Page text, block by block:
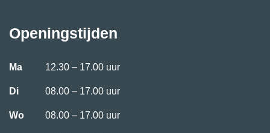
Openingstijden
Ma 12.30 – 17.00 uur
Di 08.00 – 17.00 uur
Wo 08.00 – 17.00 uur